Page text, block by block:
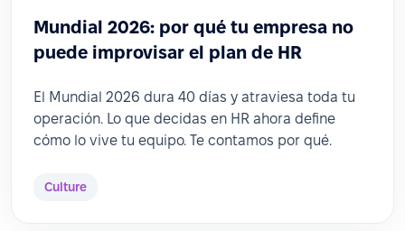
Mundial 2026: por qué tu empresa no
puede improvisar el plan de HR
El Mundial 2026 dura 40 días y atraviesa toda tu
operación. Lo que decidas en HR ahora define
cómo lo vive tu equipo. Te contamos por qué.
Culture